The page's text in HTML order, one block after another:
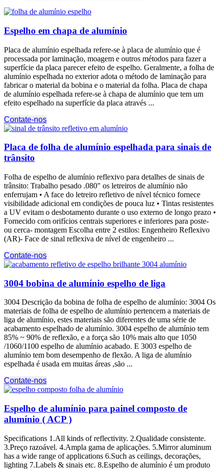
Espelho em chapa de alumínio
Placa de alumínio espelhada refere-se à placa de alumínio que é
processada por laminação, moagem e outros métodos para fazer a
superfície da placa parecer efeito de espelho. Geralmente, a folha de
alumínio espelhada no exterior adota o método de laminação para
fabricar o material da bobina e o material da folha. Placa de chapa
de alumínio espelhada refere-se à chapa de alumínio que tem um
efeito espelhado na superfície da placa através ...
Contate-nos
Placa de folha de alumínio espelhada para sinais de
trânsito
Folha de espelho de alumínio reflexivo para detalhes de sinais de
trânsito: Trabalho pesado .080" os letreiros de alumínio não
enferrujam • A face do letreiro refletivo de nível técnico fornece
visibilidade adicional em condições de pouca luz • Tintas resistentes
a UV evitam o desbotamento durante o uso externo de longo prazo •
Fornecido com orifícios centrais superiores e inferiores para poste-
ou cerca- montagem Escolha entre 2 estilos: Engenheiro Reflexivo
(AR)- Face de sinal reflexiva de nível de engenheiro ...
Contate-nos
3004 bobina de alumínio espelho de liga
3004 Descrição da bobina de folha de espelho de alumínio: 3004 Os
materiais de folha de espelho de alumínio pertencem a materiais de
liga de alumínio, estes materiais são diferentes de uma série de
acabamento espelhado de alumínio. 3004 espelho de alumínio tem
85% ~ 90% de reflexão, e a força são 10% mais alto que 1050
/1060/1100 espelho de alumínio acabado. E 3003 espelho de
alumínio tem bom desempenho de flexão. A liga de alumínio
espelhada é usada em muitas áreas ,são ...
Contate-nos
Espelho de alumínio para painel composto de
alumínio ( ACP )
Specifications 1.All kinds of reflectivity. 2.Qualidade consistente.
3.Preço razoável. 4.Ampla gama de aplicações. 5.Mirror aluminum
has a wide range of applications 6.Such as ceilings, decorações,
lighting 7.Labels & sinais etc. 8.Espelho de alumínio é um produto